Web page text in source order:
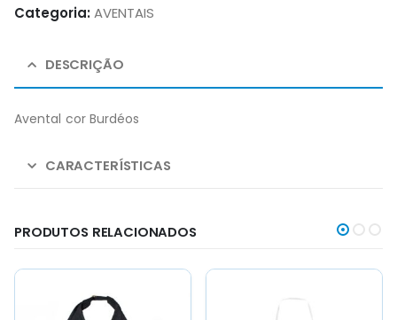
Categoria:AVENTAIS
DESCRIÇÃO
Avental cor Burdéos
CARACTERÍSTICAS
PRODUTOS RELACIONADOS